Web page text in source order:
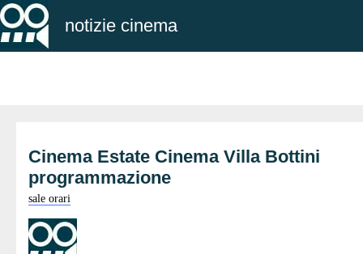
notizie cinema
Cinema Estate Cinema Villa Bottini
programmazione
sale orari